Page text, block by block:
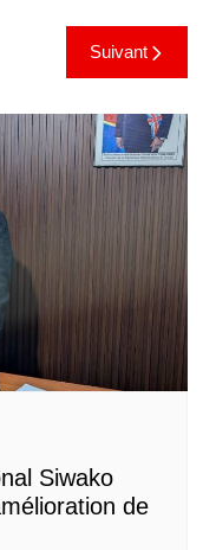
Suivant
Siwako
de